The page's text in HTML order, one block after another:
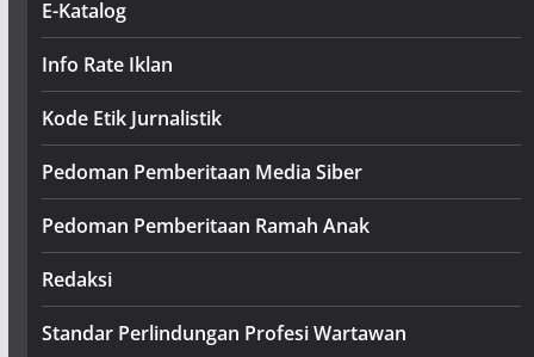
E-Katalog
Info Rate Iklan
Kode Etik Jurnalistik
Pedoman Pemberitaan Media Siber
Pedoman Pemberitaan Ramah Anak
Redaksi
Standar Perlindungan Profesi Wartawan